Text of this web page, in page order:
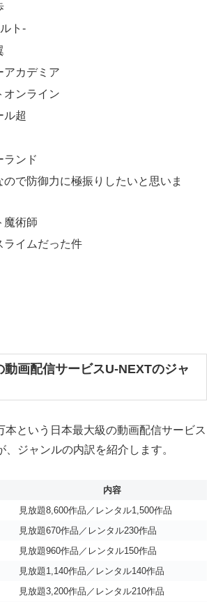
ト‐
アカデミア
オンライン
ル超
ランド
ので防御力に極振りしたいと思いま
魔術師
ライムだった件
動画配信サービスU-NEXTのジャ
本という日本最大級の動画配信サービス
、ジャンルの内訳を紹介します。
内容
見放題8,600作品／レンタル1,500作品
見放題670作品／レンタル230作品
見放題960作品／レンタル150作品
見放題1,140作品／レンタル140作品
見放題3,200作品／レンタル210作品